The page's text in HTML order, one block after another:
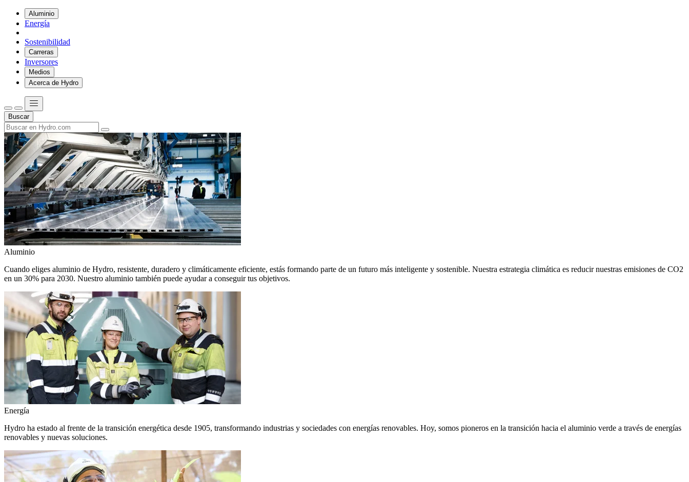
Aluminio
Energía
Sostenibilidad
Carreras
Inversores
Medios
Acerca de Hydro
Buscar
Aluminio
Cuando eliges aluminio de Hydro, resistente, duradero y climáticamente eficiente, estás formando parte de un futuro más inteligente y sostenible. Nuestra estrategia climática es reducir nuestras emisiones de CO2
en un 30% para 2030. Nuestro aluminio también puede ayudar a conseguir tus objetivos.
Energía
Hydro ha estado al frente de la transición energética desde 1905, transformando industrias y sociedades con energías renovables. Hoy, somos pioneros en la transición hacia el aluminio verde a través de energías
renovables y nuevas soluciones.